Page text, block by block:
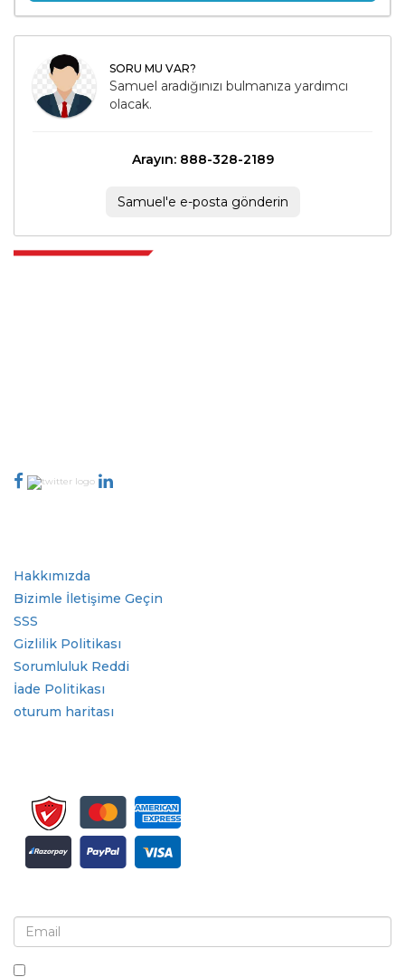
SORU MU VAR?
Samuel aradığınızı bulmanıza yardımcı
olacak.
Arayın: 888-328-2189
Samuel'e e-posta gönderin
Hakkımızda
Bizimle İletişime Geçin
SSS
Gizlilik Politikası
Sorumluluk Reddi
İade Politikası
oturum haritası